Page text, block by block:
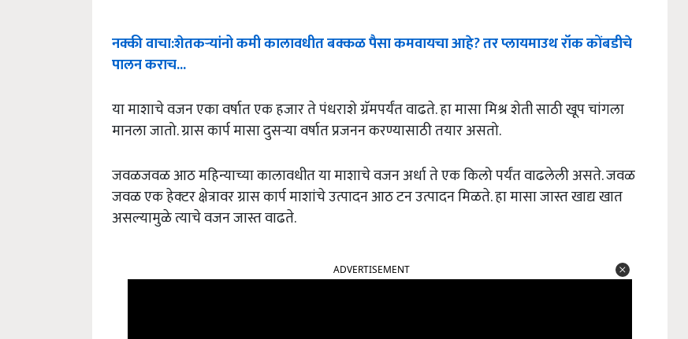
नक्कीवाचा:शेतकऱ्यांनोकमीकालावधीतबक्कळपैसाकमवायचाआहे?तरप्लायमाउथरॉककोंबडीचे
पालनकराच...
या माशाचे वजन एका वर्षात एक हजार ते पंधराशे ग्रॅमपर्यंत वाढते. हा मासा मिश्र शेती साठी खूप चांगला
मानला जातो. ग्रास कार्प मासा दुसऱ्या वर्षात प्रजनन करण्यासाठी तयार असतो.
जवळजवळ आठ महिन्याच्या कालावधीत या माशाचे वजन अर्धा ते एक किलो पर्यंत वाढलेली असते. जवळ
जवळ एक हेक्‍टर क्षेत्रावर ग्रास कार्प माशांचे उत्पादन आठ टन उत्पादन मिळते. हा मासा जास्त खाद्य खात
असल्यामुळे त्याचे वजन जास्त वाढते.
ADVERTISEMENT